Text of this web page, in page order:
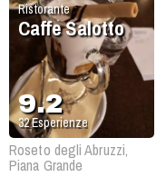
Ristorante
Caffe Salotto
9.2
32Esperienze
Roseto degli Abruzzi,
Piana Grande